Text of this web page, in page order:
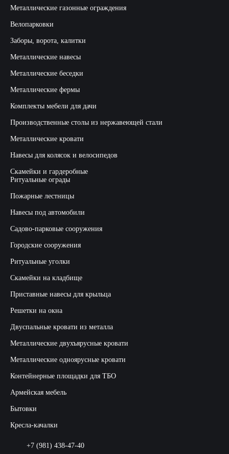
Металлические газонные ограждения
Велопарковки
Заборы, ворота, калитки
Металлические навесы
Металлические беседки
Металлические фермы
Комплекты мебели для дачи
Производственные столы из нержавеющей стали
Металлические кровати
Навесы для колясок и велосипедов
Скамейки и гардеробные
Ритуальные ограды
Пожарные лестницы
Навесы под автомобили
Садово-парковые сооружения
Городские сооружения
Ритуальные уголки
Скамейки на кладбище
Приставные навесы для крыльца
Решетки на окна
Двуспальные кровати из металла
Металлические двухъярусные кровати
Металлические одноярусные кровати
Контейнерные площадки для ТБО
Армейская мебель
Бытовки
Кресла-качалки
+7 (981) 438-47-40